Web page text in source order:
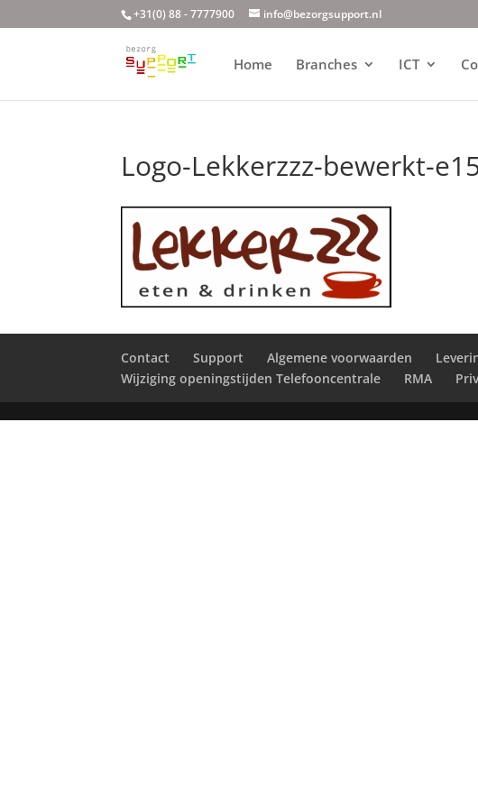
+31(0) 88 - 7777900 info@bezorgsupport.nl
Home Branches ICT
Logo-Lekkerzzz-bewerkt-
Contact Support Algemene voorwaarden
Wijziging openingstijden Telefooncentrale
RMA